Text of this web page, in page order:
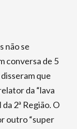
não se
conversa de 5
que
da “lava
2ª Região. O
outro “super